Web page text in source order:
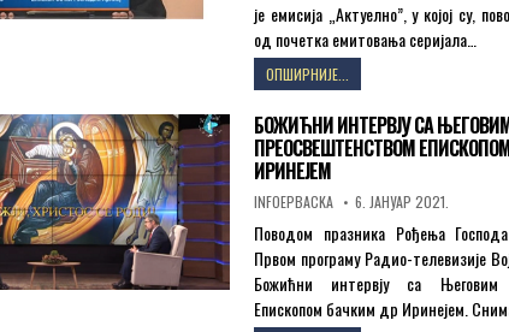
је емисија „Актуелно”, у којој су,
од почетка емитовања серијала…
ОПШИРНИЈЕ...
СА
ЕПИСКОПОМ
БАЧКИМ
ДР
ПОВОДОМ
ГОДИШЊИЦЕ
ОД
ПОЧЕТКА
ЕМИТОВАЊА
СЕРИЈАЛА
БОЖИЋНИ ИНТЕРВЈУ СА
ПРЕОСВЕШТЕНСТВОМ
ИРИНЕЈЕМ
AUTHOR:
INFOEPBACKA PUBLISHED
DATE:
6. ЈАНУАР 2021.
Поводом празника Рођења
Првом програму Радио-телевизије
Божићни интервју са Његовим
Епископом бачким др Иринејем.